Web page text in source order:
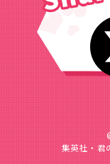
集英社・君